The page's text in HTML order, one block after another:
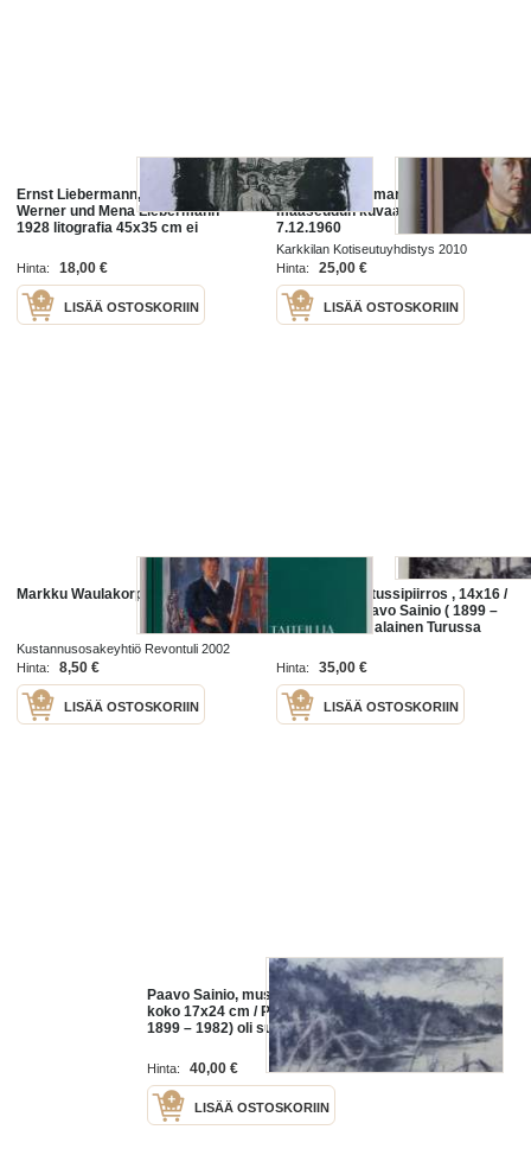
Ernst Liebermann,"Hochzeit
Werner und Mena Liebermann"
1928 litografia 45x35 cm ei
- 1960) oli saksalainen
taidemaalari ,
Hinta: 18,00 €
LISÄÄ OSTOSKORIIN
Taidemaalari Ilmari Huitti : rehevän
maaseudun kuvaaja : 6.11.1897-
7.12.1960
Karkkilan Kotiseutuyhdistys 2010
Hinta:
25,00 €
LISÄÄ OSTOSKORIIN
Markku Waulakorpi - taidemaalari
Kustannusosakeyhtiö Revontuli 2002
Hinta:
8,50 €
LISÄÄ OSTOSKORIIN
Paavo Sainio, tussipiirros , 14x16 /
26x34 cm / Paavo Sainio ( 1899 –
1982) oli suomalainen Turussa
taidemaalari.Paavo Sainio opiskeli
Hinta: 35,00 €
LISÄÄ OSTOSKORIIN
Paavo Sainio, mustaliitu 1935 ,
koko 17x24 cm / Paavo Sainio (
1899 – 1982) oli suomalainen
Turussa asunut graafikko ja
taidemaalari.Paavo Sainio opiskeli
Hinta: 40,00 €
LISÄÄ OSTOSKORIIN